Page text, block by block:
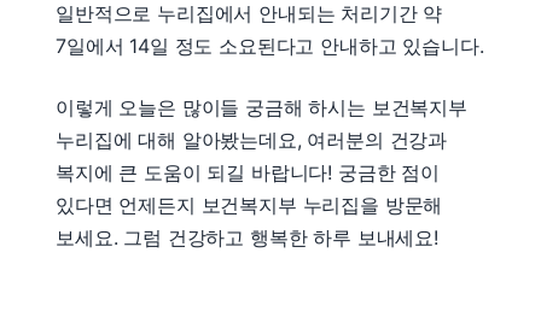
일반적으로 누리집에서 안내되는 처리기간 약
7일에서 14일 정도 소요된다고 안내하고 있습니다.
이렇게 오늘은 많이들 궁금해 하시는 보건복지부
누리집에 대해 알아봤는데요, 여러분의 건강과
복지에 큰 도움이 되길 바랍니다! 궁금한 점이
있다면 언제든지 보건복지부 누리집을 방문해
보세요. 그럼 건강하고 행복한 하루 보내세요!